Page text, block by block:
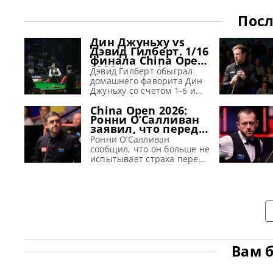
Дин Джуньху vs
Дэвид Гилберт. 1/16
финала China Open
2026 (видео)
Дэвид Гилберт обыграл
домашнего фаворита Дин
Джуньху со счетом 1-6 и
рейтинговом турнире
China Open 2026 в
Тайюане Дэвид Гилберт с
комфортом обыграл
домашнего фаворита Дин
Джуньху со счетом 6-1 в
China Open 2026:
Ронни О’Салливан
заявил, что перед
крупным турниром
«страх исчез»
Ронни О’Салливан
сообщил, что он больше не
испытывает страха перед
соперников, однако,
подходят к концу.
Вам